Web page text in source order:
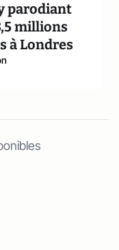
parodiant
millions
à Londres